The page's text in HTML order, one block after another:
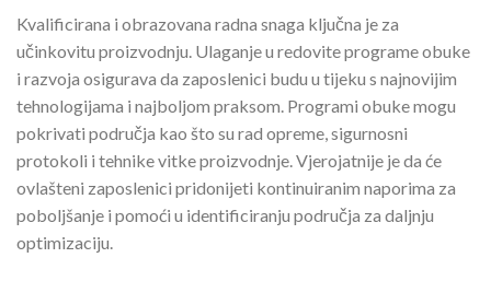
Kvalificirana i obrazovana radna snaga ključna je za
učinkovitu proizvodnju. Ulaganje u redovite programe obuke
i razvoja osigurava da zaposlenici budu u tijeku s najnovijim
tehnologijama i najboljom praksom. Programi obuke mogu
pokrivati područja kao što su rad opreme, sigurnosni
protokoli i tehnike vitke proizvodnje. Vjerojatnije je da će
ovlašteni zaposlenici pridonijeti kontinuiranim naporima za
poboljšanje i pomoći u identificiranju područja za daljnju
optimizaciju.